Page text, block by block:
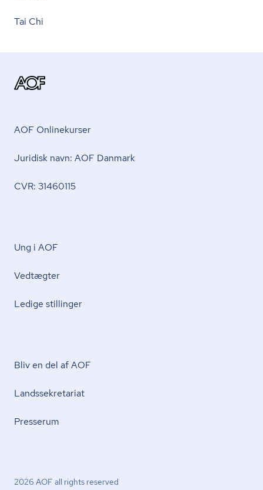
Tai Chi
AOF Onlinekurser
Juridisk navn: AOF Danmark
CVR: 31460115
Ung i AOF
Vedtægter
Ledige stillinger
Bliv en del af AOF
Lands­se­kre­ta­ri­at
Presserum
2026 AOF all rights reserved